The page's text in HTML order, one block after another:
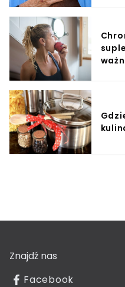
Znajdź nas
Facebook